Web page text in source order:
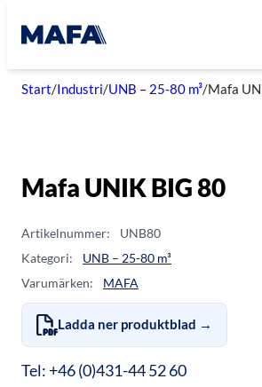
till
innehåll
Start/Industri/UNB – 25-80 m³/Mafa
Mafa UNIK BIG 80
Artikelnummer:
UNB80
Kategori:
UNB – 25-80 m³
Varumärken:
MAFA
Ladda ner produktblad →
Tel: +46 (0)431-44 52 60